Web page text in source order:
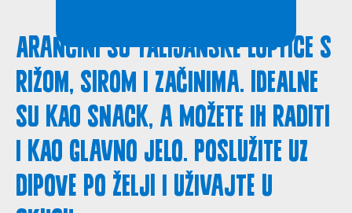
Arancini su talijanske loptice s
rižom, sirom i začinima. Idealne
su kao snack, a možete ih raditi
i kao glavno jelo. Poslužite uz
dipove po želji i uživajte u